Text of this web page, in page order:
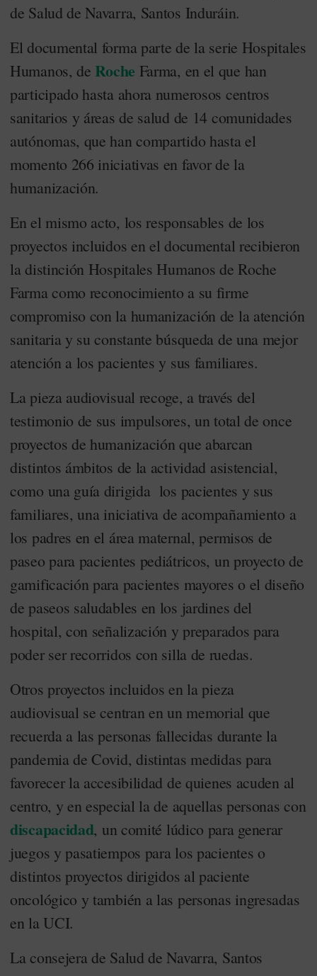
de Salud de Navarra, Santos Induráin.
El documental forma parte de la serie Hospitales
Humanos, de Roche Farma, en el que han
participado hasta ahora numerosos centros
sanitarios y áreas de salud de 14 comunidades
autónomas, que han compartido hasta el
momento 266 iniciativas en favor de la
humanización.
En el mismo acto, los responsables de los
proyectos incluidos en el documental recibieron
la distinción Hospitales Humanos de Roche
Farma como reconocimiento a su firme
compromiso con la humanización de la atención
sanitaria y su constante búsqueda de una mejor
atención a los pacientes y sus familiares.
La pieza audiovisual recoge, a través del
testimonio de sus impulsores, un total de once
proyectos de humanización que abarcan
distintos ámbitos de la actividad asistencial,
como una guía dirigida los pacientes y sus
familiares, una iniciativa de acompañamiento a
los padres en el área maternal, permisos de
paseo para pacientes pediátricos, un proyecto de
gamificación para pacientes mayores o el diseño
de paseos saludables en los jardines del
hospital, con señalización y preparados para
poder ser recorridos con silla de ruedas.
Otros proyectos incluidos en la pieza
audiovisual se centran en un memorial que
recuerda a las personas fallecidas durante la
pandemia de Covid, distintas medidas para
favorecer la accesibilidad de quienes acuden al
centro, y en especial la de aquellas personas con
discapacidad, un comité lúdico para generar
juegos y pasatiempos para los pacientes o
distintos proyectos dirigidos al paciente
oncológico y también a las personas ingresadas
en la UCI.
La consejera de Salud de Navarra, Santos